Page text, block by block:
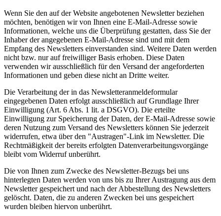
Wenn Sie den auf der Website angebotenen Newsletter beziehen
möchten, benötigen wir von Ihnen eine E-Mail-Adresse sowie
Informationen, welche uns die Überprüfung gestatten, dass Sie der
Inhaber der angegebenen E-Mail-Adresse sind und mit dem
Empfang des Newsletters einverstanden sind. Weitere Daten werden
nicht bzw. nur auf freiwilliger Basis erhoben. Diese Daten
verwenden wir ausschließlich für den Versand der angeforderten
Informationen und geben diese nicht an Dritte weiter.
Die Verarbeitung der in das Newsletteranmeldeformular
eingegebenen Daten erfolgt ausschließlich auf Grundlage Ihrer
Einwilligung (Art. 6 Abs. 1 lit. a DSGVO). Die erteilte
Einwilligung zur Speicherung der Daten, der E-Mail-Adresse sowie
deren Nutzung zum Versand des Newsletters können Sie jederzeit
widerrufen, etwa über den "Austragen"-Link im Newsletter. Die
Rechtmäßigkeit der bereits erfolgten Datenverarbeitungsvorgänge
bleibt vom Widerruf unberührt.
Die von Ihnen zum Zwecke des Newsletter-Bezugs bei uns
hinterlegten Daten werden von uns bis zu Ihrer Austragung aus dem
Newsletter gespeichert und nach der Abbestellung des Newsletters
gelöscht. Daten, die zu anderen Zwecken bei uns gespeichert
wurden bleiben hiervon unberührt.